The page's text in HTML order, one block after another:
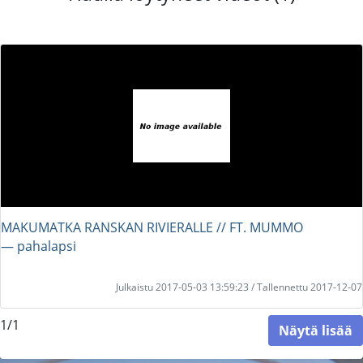
MAKUMATKA RANSKAN RIVIERALLE // FT. MUMMO
― pahalapsi
Julkaistu 2017-05-03 13:59:23 / Tallennettu 2017-12-07
1/1 Näytä lisää